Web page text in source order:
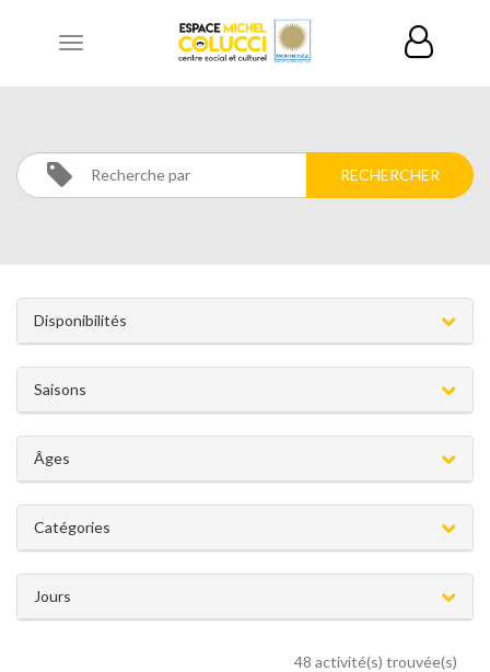
Toggle
CATÉGORIES
Disponibilités
Saisons
Âges
Catégories
Jours
48 activité(s) trouvée(s)